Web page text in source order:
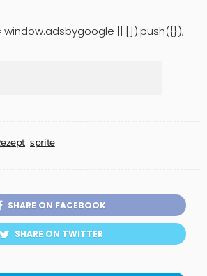
|| []).push({});
sprite
SHARE ON FACEBOOK
SHARE ON TWITTER